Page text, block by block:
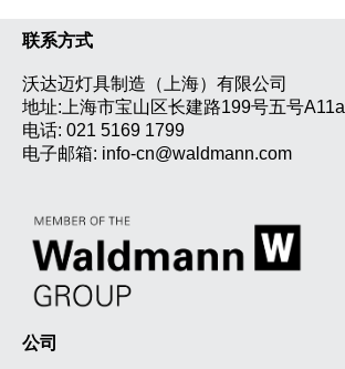
联系方式
沃达迈灯具制造（上海）有限公司
地址:上海市宝山区长建路199号五号A11a
电话: 021 5169 1799
电子邮箱: info-cn@waldmann.com
公司